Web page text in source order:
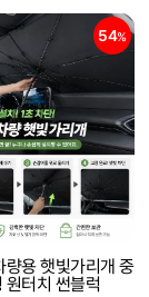
54%
량용 햇빛가리개 중
터치 썬블럭